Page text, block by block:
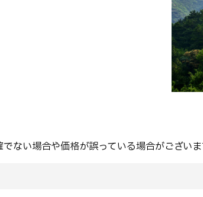
ない場合や価格が誤っている場合がござい